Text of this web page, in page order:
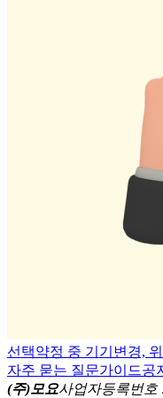
선택약정 중 기기변경,
자주 묻는 질문가이드공
(주)모요사업자등록번호